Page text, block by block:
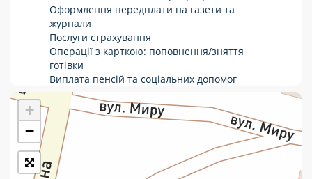
Фінансові послуги:
Термінові перекази
Перекази
Комунальні та інші платежі
Оформлення передплати на газети та
журнали
Послуги страхування
Операції з карткою: поповнення/зняття
готівки
Виплата пенсій та соціальних допомог
Продаж товарів
Продаж марок та паковання
+
−